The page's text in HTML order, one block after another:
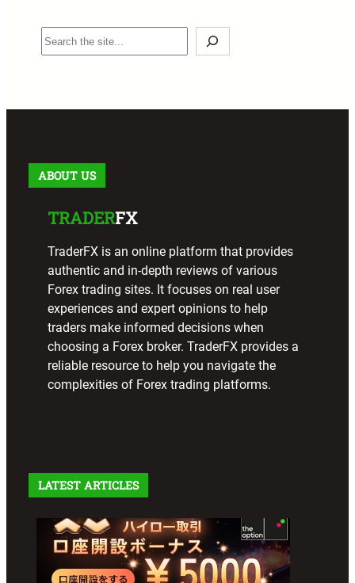
S
e
c
ABOUT US
TRADERFX
TraderFX is an online platform that provides
authentic and in-depth reviews of various
Forex trading sites. It focuses on real user
experiences and expert opinions to help
traders make informed decisions when
choosing a Forex broker. TraderFX provides a
reliable resource to help you navigate the
complexities of Forex trading platforms.
LATEST ARTICLES